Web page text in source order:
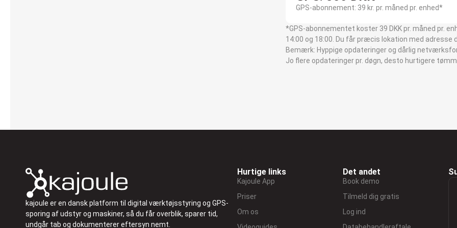
GPS-abonnement: 39 kr. pr. måned pr. enhed*
*GPS-abonnementet koster 39 DKK pr. måned pr.
14:00 og 18:00. Du får præcis lokation med adresse
Bemærk: Hyppige opdateringer og dårlig
Jo flere opdateringer pr. døgn, desto hurtigere
kajoule er en dansk platform til digital værktøjsstyring og GPS-
sporing af udstyr og maskiner, så du får overblik, sparer tid,
undgår tab og dokumenterer eftersyn nemt.
Hurtige links
Kajoule App
Priser
Om os
Det andet
Book demo
Tilmeld dig gratis
Log ind